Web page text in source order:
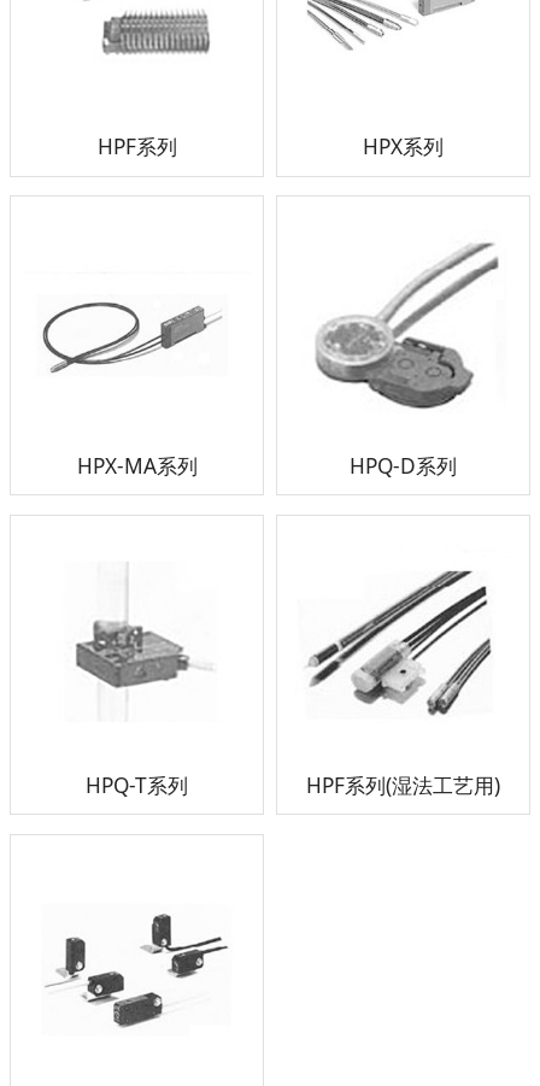
HPF系列 HPX系列
HPX-MA系列 HPQ-D系列
HPQ-T系列 HPF系列(湿法工艺用)